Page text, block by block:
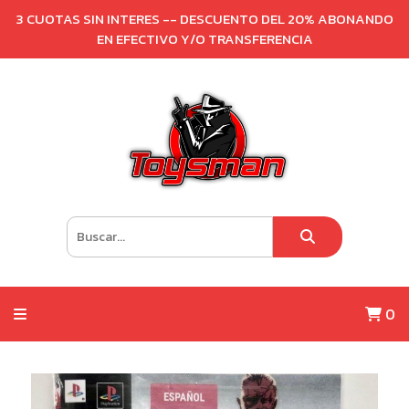
3 CUOTAS SIN INTERES -- DESCUENTO DEL 20% ABONANDO
EN EFECTIVO Y/O TRANSFERENCIA
0